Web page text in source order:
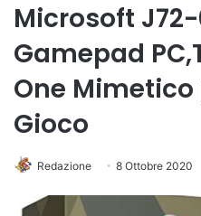
Microsoft
Gamepad
One
Gioco
Redazione 8 Ottobre 2020